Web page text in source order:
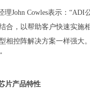
John Cowles表示：“ADI
合，以帮助客户快速实施
相控阵解决方案一样强大
片产品特性